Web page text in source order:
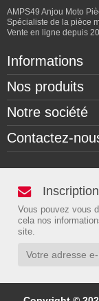
AMPS49 Anjou Moto
Spécialiste de la pièce
Vente en ligne depuis
Informations
Nos produits
Notre société
Contactez-
Vous pouvez vous
cela nos
site.